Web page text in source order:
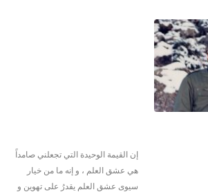
إن القيمة الوحيدة التي تجعلني صامداً
هي عشق العلم ، و إنه ما من خيار
سيوى عشق العلم يقدرُ على تهوين و